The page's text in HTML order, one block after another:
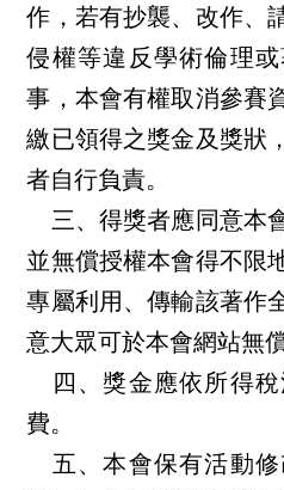
作，若有抄襲、改作、
侵權等違反學術倫理
事，本會有權取消參賽
繳已領得之獎金及獎狀
者自行負責。
三、得獎者應同意本
並無償授權本會得不限
專屬利用、傳輸該著作
意大眾可於本會網站無
四、獎金應依所得稅
費。
五、本會保有活動修